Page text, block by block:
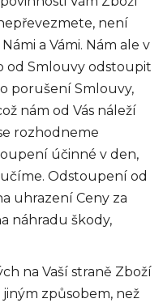
není
a Vámi. Nám ale v
od Smlouvy odstoupit
porušení Smlouvy,
nám od Vás náleží
rozhodneme
účinné v den,
Odstoupení od
uhrazení Ceny za
náhradu škody,
na Vaší straně Zboží
způsobem, než